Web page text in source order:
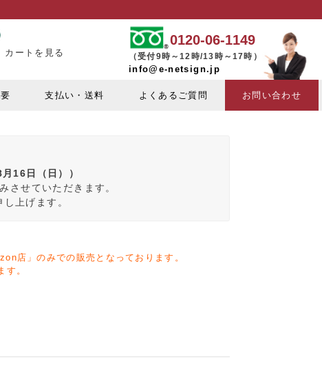
カートを見る
0120-06-1149
（受付9時～12時/13時～17時）
info@e-netsign.jp
支払い・送料 よくあるご質問 お問い合わせ
16日（日））
させていただきます。
上げます。
店」のみでの販売となっております。
す。